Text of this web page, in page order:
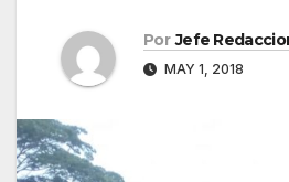
Por Jefe
MAY 1, 2018